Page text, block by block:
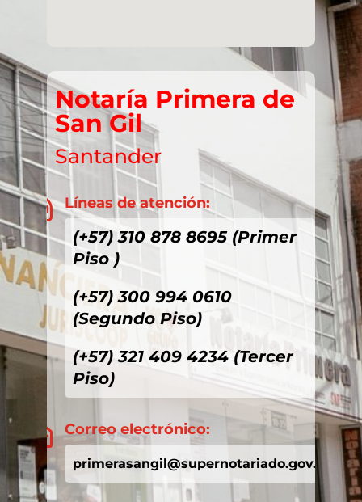
Notaría Primera de
San Gil
Santander
 Líneas de atención:
(+57) 310 878 8695 (Primer
Piso )
(+57) 300 994 0610
(Segundo Piso)
(+57) 321 409 4234 (Tercer
Piso)
 Correo electrónico:
primerasangil@supernotariado.gov.co